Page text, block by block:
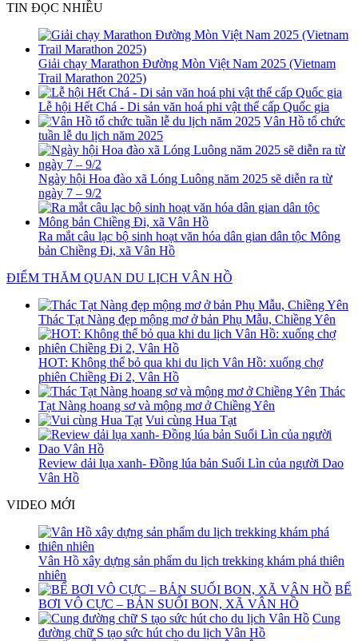
TIN ĐỌC NHIỀU
Giải chạy Marathon Đường Mòn Việt Nam 2025 (Vietnam
Trail Marathon 2025)
Lễ hội Hết Chá - Di sản văn hoá phi vật thể cấp Quốc gia
Vân Hồ tổ chức
tuần lễ du lịch năm 2025
Ngày hội Hoa đào xã Lóng Luông năm 2025 sẽ diễn ra từ
ngày 7 – 9/2
Ra mắt câu lạc bộ sinh hoạt văn hóa dân gian dân tộc Mông
bản Chiềng Đi, xã Vân Hồ
ĐIỂM THĂM QUAN DU LỊCH VÂN HỒ
Thác Tạt Nàng đẹp mộng mơ ở bản Phụ Mẫu, Chiềng Yên
HOT: Không thể bỏ qua khi du lịch Vân Hồ: xuống chợ
phiên Chiềng Đi 2, Vân Hồ
Thác
Tạt Nàng hoang sơ và mộng mơ ở Chiềng Yên
Vui cùng Hua Tạt
Review dải lụa xanh- Đồng lúa bản Suối Lìn của người Dao
Vân Hồ
VIDEO MỚI
Vân Hồ xây dựng sản phẩm du lịch trekking khám phá thiên
nhiên
BỂ
BƠI VÔ CỰC – BẢN SUỐI BON, XÃ VÂN HỒ
Cung
đường chữ S tạo sức hút cho du lịch Vân Hồ